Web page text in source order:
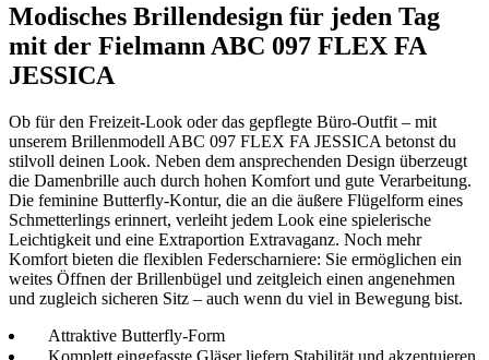
Modisches Brillendesign für jeden Tag
mit der Fielmann ABC 097 FLEX FA
JESSICA
Ob für den Freizeit-Look oder das gepflegte Büro-Outfit – mit
unserem Brillenmodell ABC 097 FLEX FA JESSICA betonst du
stilvoll deinen Look. Neben dem ansprechenden Design überzeugt
die Damenbrille auch durch hohen Komfort und gute Verarbeitung.
Die feminine Butterfly-Kontur, die an die äußere Flügelform eines
Schmetterlings erinnert, verleiht jedem Look eine spielerische
Leichtigkeit und eine Extraportion Extravaganz. Noch mehr
Komfort bieten die flexiblen Federscharniere: Sie ermöglichen ein
weites Öffnen der Brillenbügel und zeitgleich einen angenehmen
und zugleich sicheren Sitz – auch wenn du viel in Bewegung bist.
Attraktive Butterfly-Form
Komplett eingefasste Gläser liefern Stabilität und akzentuieren